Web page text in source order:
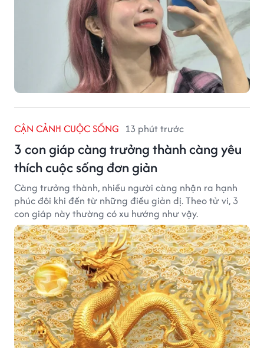
CẬN CẢNH CUỘC SỐNG 13 phút trước
3 con giáp càng trưởng thành càng yêu
thích cuộc sống đơn giản
Càng trưởng thành, nhiều người càng nhận ra hạnh
phúc đôi khi đến từ những điều giản dị. Theo tử vi, 3
con giáp này thường có xu hướng như vậy.